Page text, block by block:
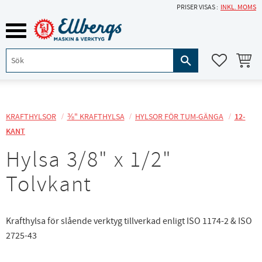
Meny
PRISER VISAS INKL. MOMS
KRAFTHYLSOR ⅜" KRAFTHYLSA HYLSOR FÖR TUM-GÄNGA
12-
KANT
Hylsa 3/8" x 1/2"
Tolvkant
Krafthylsa för slående verktyg tillverkad enligt ISO 1174-2 & ISO
2725-43